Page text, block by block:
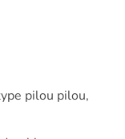
pilou pilou,